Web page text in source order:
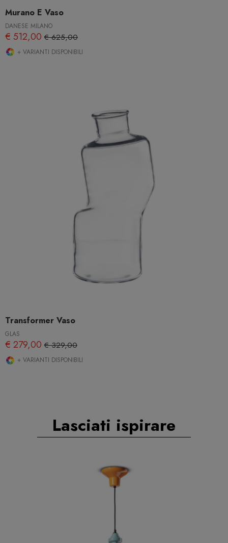
Murano E Vaso
DANESE MILANO
€ 512,00 € 625,00
+ VARIANTI DISPONIBILI
Transformer Vaso
GLAS
€ 279,00 € 329,00
+ VARIANTI DISPONIBILI
Lasciati ispirare